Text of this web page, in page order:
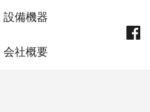
設備機器
会社概要